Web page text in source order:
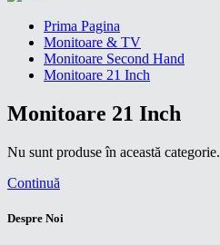
Prima Pagina
Monitoare & TV
Monitoare Second Hand
Monitoare 21 Inch
Monitoare 21 Inch
Nu sunt produse în această categorie.
Continuă
Despre Noi